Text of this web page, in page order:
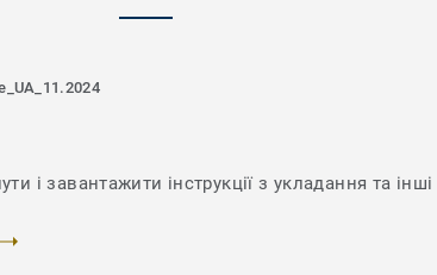
і завантажити інструкції з укладання та